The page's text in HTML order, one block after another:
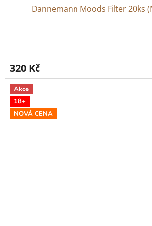
Dannemann Moods Filter 20ks
320 Kč
Akce
18+
NOVÁ CENA